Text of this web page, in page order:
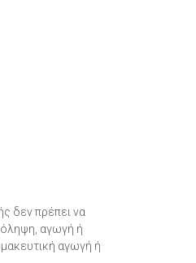
δεν πρέπει να
αγωγή ή
αγωγή ή